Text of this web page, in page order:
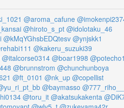
@aroma_cafune
@hiroto_s_pt @idolotaku_46
@kMqYGhsbEDQtesv @ynjskk1
@kakeru_suzuki39
@italcorse0314 @boar1998
@brunnstrom @chunchunboya
@ft_0101 @nk_up @copellist
@baymasso @777_riho__
@toru_it @akatsukakenta